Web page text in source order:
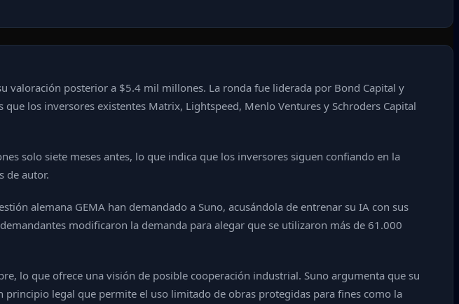
valoración posterior a $5.4 mil millones. La ronda fue liderada por Bond Capital y
los inversores existentes Matrix, Lightspeed, Menlo Ventures y Schroders Capital
solo siete meses antes, lo que indica que los inversores siguen confiando en la
de autor.
alemana GEMA han demandado a Suno, acusándola de entrenar su IA con sus
modificaron la demanda para alegar que se utilizaron más de 61.000
lo que ofrece una visión de posible cooperación industrial. Suno argumenta que su
legal que permite el uso limitado de obras protegidas para fines como la